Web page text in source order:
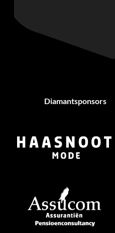
Diamantsponsors